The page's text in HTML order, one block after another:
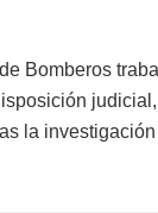
Bomberos
la